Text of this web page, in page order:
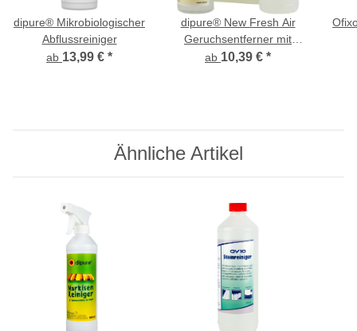
dipure® Mikrobiologischer
Abflussreiniger
ab 13,99 € *
dipure® New Fresh Air
Geruchsentferner mit
Mikroorganismen
ab 10,39 € *
Ähnliche Artikel